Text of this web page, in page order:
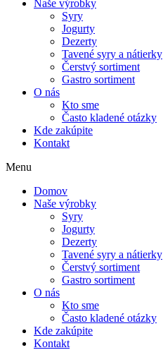
Naše výrobky
Syry
Jogurty
Dezerty
Tavené syry a nátierky
Čerstvý sortiment
Gastro sortiment
O nás
Kto sme
Často kladené otázky
Kde zakúpite
Kontakt
Menu
Domov
Naše výrobky
Syry
Jogurty
Dezerty
Tavené syry a nátierky
Čerstvý sortiment
Gastro sortiment
O nás
Kto sme
Často kladené otázky
Kde zakúpite
Kontakt